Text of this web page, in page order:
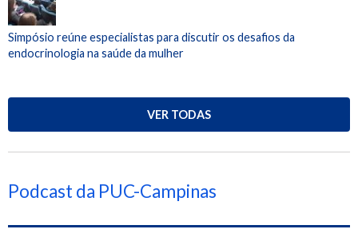
Simpósio reúne especialistas para discutir os desafios da
endocrinologia na saúde da mulher
VER TODAS
Podcast da PUC-Campinas